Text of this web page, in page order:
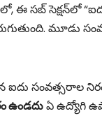
ఈ సబ్ సెక్షన్‌లో
మూడు
ఐదు సంవత్సరాల
ఉండదుఏ ఉద్యోగి